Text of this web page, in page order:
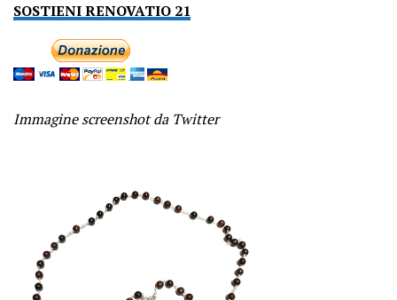
SOSTIENI RENOVATIO 21
Immagine screenshot da Twitter